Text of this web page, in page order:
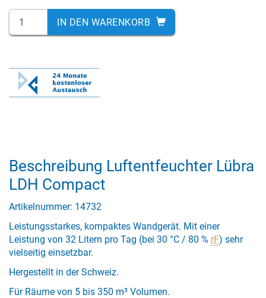
IN DEN WARENKORB
Beschreibung Luftentfeuchter Lübra
LDH Compact
Artikelnummer: 14732
Leistungsstarkes, kompaktes Wandgerät. Mit einer
Leistung von 32 Litern pro Tag (bei 30 °C / 80 % rF) sehr
vielseitig einsetzbar.
Hergestellt in der Schweiz.
Für Räume von 5 bis 350 m³ Volumen.